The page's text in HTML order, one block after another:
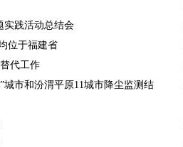
实践活动总结会
位于福建省
代工作
城市和汾渭平原11城市降尘监测结